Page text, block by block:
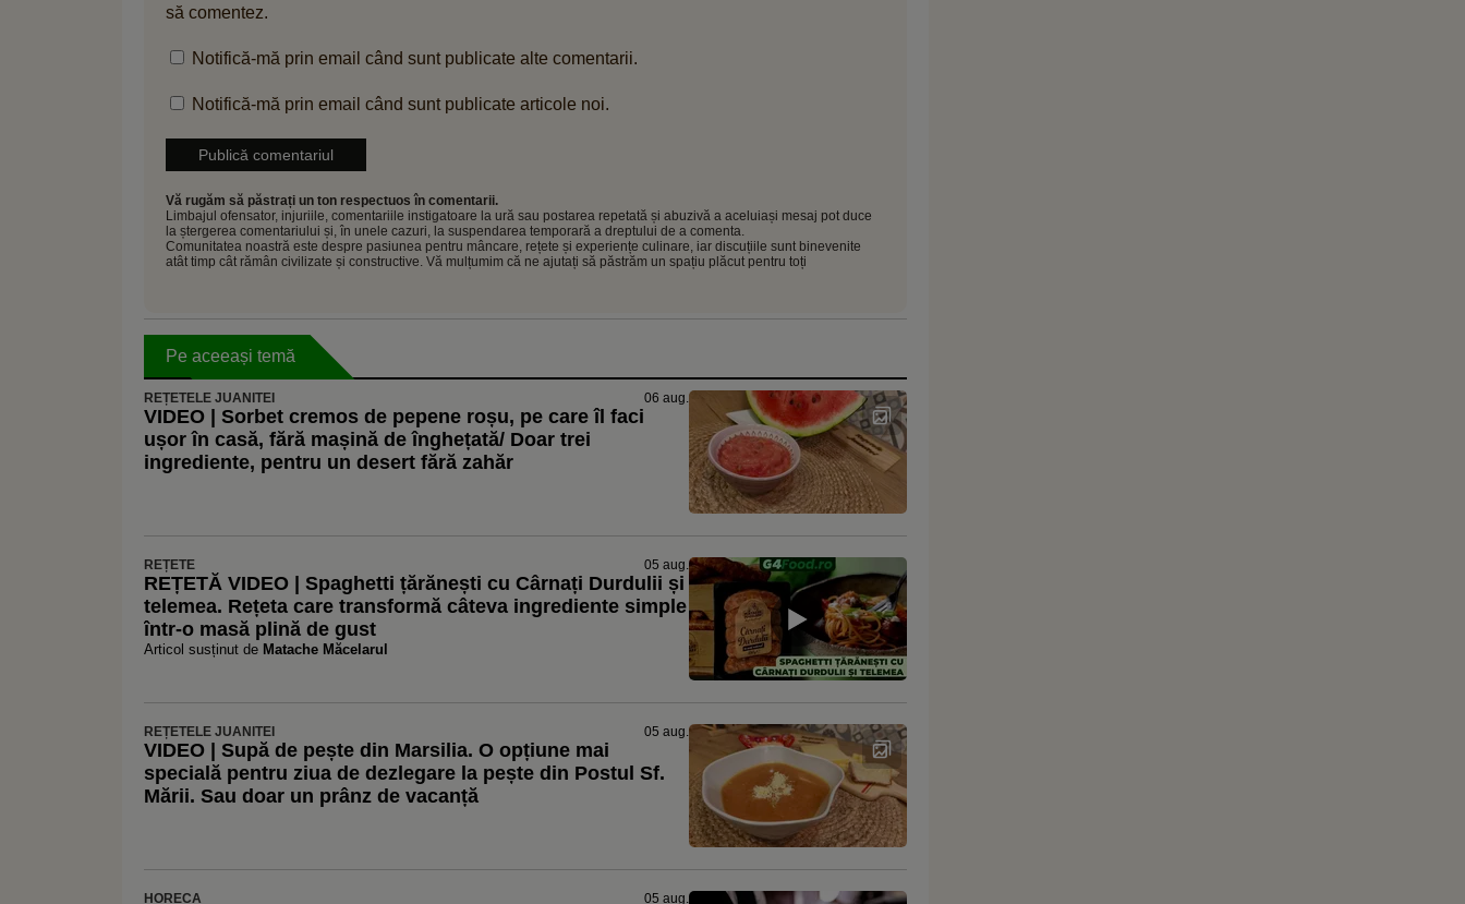
să comentez.
Notifică-mă prin email când sunt publicate alte comentarii.
Notifică-mă prin email când sunt publicate articole noi.
Vă rugăm să păstrați un ton respectuos în comentarii.
Limbajul ofensator, injuriile, comentariile instigatoare la ură sau postarea repetată și abuzivă a aceluiași mesaj pot duce
la ștergerea comentariului și, în unele cazuri, la suspendarea temporară a dreptului de a comenta.
Comunitatea noastră este despre pasiunea pentru mâncare, rețete și experiențe culinare, iar discuțiile sunt binevenite
atât timp cât rămân civilizate și constructive. Vă mulțumim că ne ajutați să păstrăm un spațiu plăcut pentru toți
Pe aceeași temă
REȚETELE JUANITEI 06 aug.
VIDEO | Sorbet cremos de pepene roșu, pe care îl faci
ușor în casă, fără mașină de înghețată/ Doar trei
ingrediente, pentru un desert fără zahăr
REȚETE 05 aug.
REȚETĂ VIDEO | Spaghetti țărănești cu Cârnați Durdulii și
telemea. Rețeta care transformă câteva ingrediente simple
într-o masă plină de gust
Articol susținut de Matache Măcelarul
REȚETELE JUANITEI 05 aug.
VIDEO | Supă de pește din Marsilia. O opțiune mai
specială pentru ziua de dezlegare la pește din Postul Sf.
Mării. Sau doar un prânz de vacanță
HORECA 05 aug.